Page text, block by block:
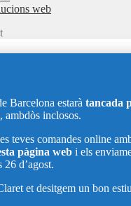
web
Barcelona estarà tancada
, ambdòs inclosos.
teves comandes online
pàgina web i els
26 d’agost.
et desitgem un bon